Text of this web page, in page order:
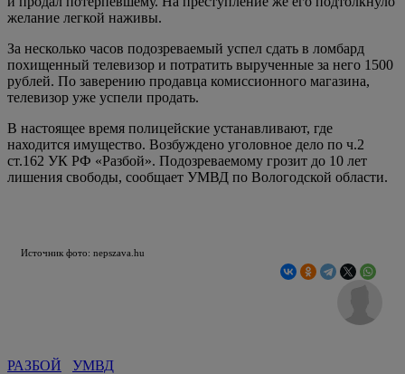
желание легкой наживы.
За несколько часов подозреваемый успел сдать в ломбард
похищенный телевизор и потратить вырученные за него 1500
рублей. По заверению продавца комиссионного магазина,
телевизор уже успели продать.
В настоящее время полицейские устанавливают, где
находится имущество. Возбуждено уголовное дело по ч.2
ст.162 УК РФ «Разбой». Подозреваемому грозит до 10 лет
лишения свободы, сообщает УМВД по Вологодской области.
Источник фото: nepszava.hu
РАЗБОЙ УМВД